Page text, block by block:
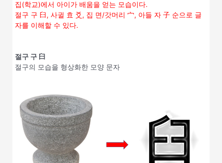
집(학교)에서 아이가 배움을 얻는 모습이다.
절구 구 臼, 사귈 효 爻, 집 면/갓머리 宀, 아들 자 子 순으로 글
자를 이해할 수 있다.
절구 구 臼
절구의 모습을 형상화한 모양 문자